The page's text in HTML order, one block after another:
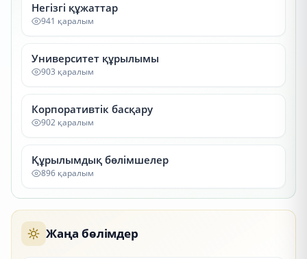
Негізгі құжаттар
941 қаралым
Университет құрылымы
903 қаралым
Корпоративтік басқару
902 қаралым
Құрылымдық бөлімшелер
896 қаралым
Жаңа бөлімдер